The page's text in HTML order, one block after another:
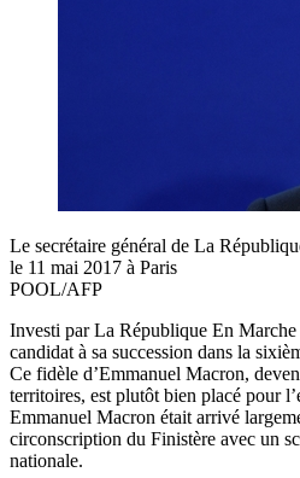
Le secrétaire général de La
le 11 mai 2017 à Paris
POOL/AFP
Investi par La République En
candidat à sa succession dans la
Ce fidèle d’Emmanuel Macron,
territoires, est plutôt bien placé pour
Emmanuel Macron était arrivé
circonscription du Finistère avec un
nationale.